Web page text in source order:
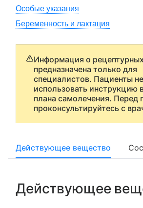
Особые указания
Беременность и лактация
Информация о
предназначена только для
специалистов. Пациенты
использовать инструкцию
плана самолечения. Перед
проконсультируйтесь с
Действующее вещество
Действующее